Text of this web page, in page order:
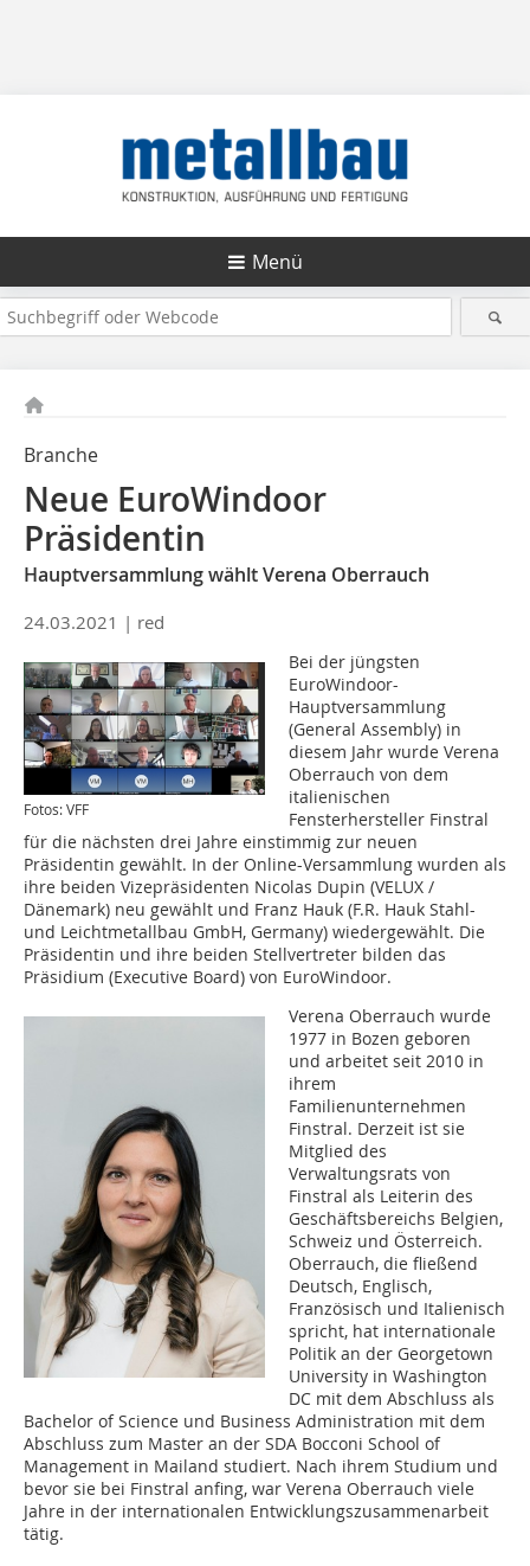
Menü
Branche
Neue EuroWindoor
Präsidentin
Hauptversammlung wählt Verena Oberrauch
24.03.2021 | red
Fotos: VFF
Bei der jüngsten
EuroWindoor-
Hauptversammlung
(General Assembly) in
diesem Jahr wurde Verena
Oberrauch von dem
italienischen
Fensterhersteller Finstral
für die nächsten drei Jahre einstimmig zur neuen
Präsidentin gewählt. In der Online-Versammlung wurden als
ihre beiden Vizepräsidenten Nicolas Dupin (VELUX /
Dänemark) neu gewählt und Franz Hauk (F.R. Hauk Stahl-
und Leichtmetallbau GmbH, Germany) wiedergewählt. Die
Präsidentin und ihre beiden Stellvertreter bilden das
Präsidium (Executive Board) von EuroWindoor.
Verena Oberrauch wurde
1977 in Bozen geboren
und arbeitet seit 2010 in
ihrem
Familienunternehmen
Finstral. Derzeit ist sie
Mitglied des
Verwaltungsrats von
Finstral als Leiterin des
Geschäftsbereichs Belgien,
Schweiz und Österreich.
Oberrauch, die fließend
Deutsch, Englisch,
Französisch und Italienisch
spricht, hat internationale
Politik an der Georgetown
University in Washington
DC mit dem Abschluss als
Bachelor of Science und Business Administration mit dem
Abschluss zum Master an der SDA Bocconi School of
Management in Mailand studiert. Nach ihrem Studium und
bevor sie bei Finstral anfing, war Verena Oberrauch viele
Jahre in der internationalen Entwicklungszusammenarbeit
tätig.